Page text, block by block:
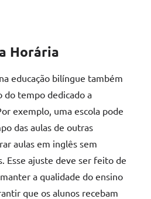
Horária
educação bilíngue também
do tempo dedicado a
exemplo, uma escola pode
das aulas de outras
aulas em inglês sem
Esse ajuste deve ser feito de
a qualidade do ensino
que os alunos recebam